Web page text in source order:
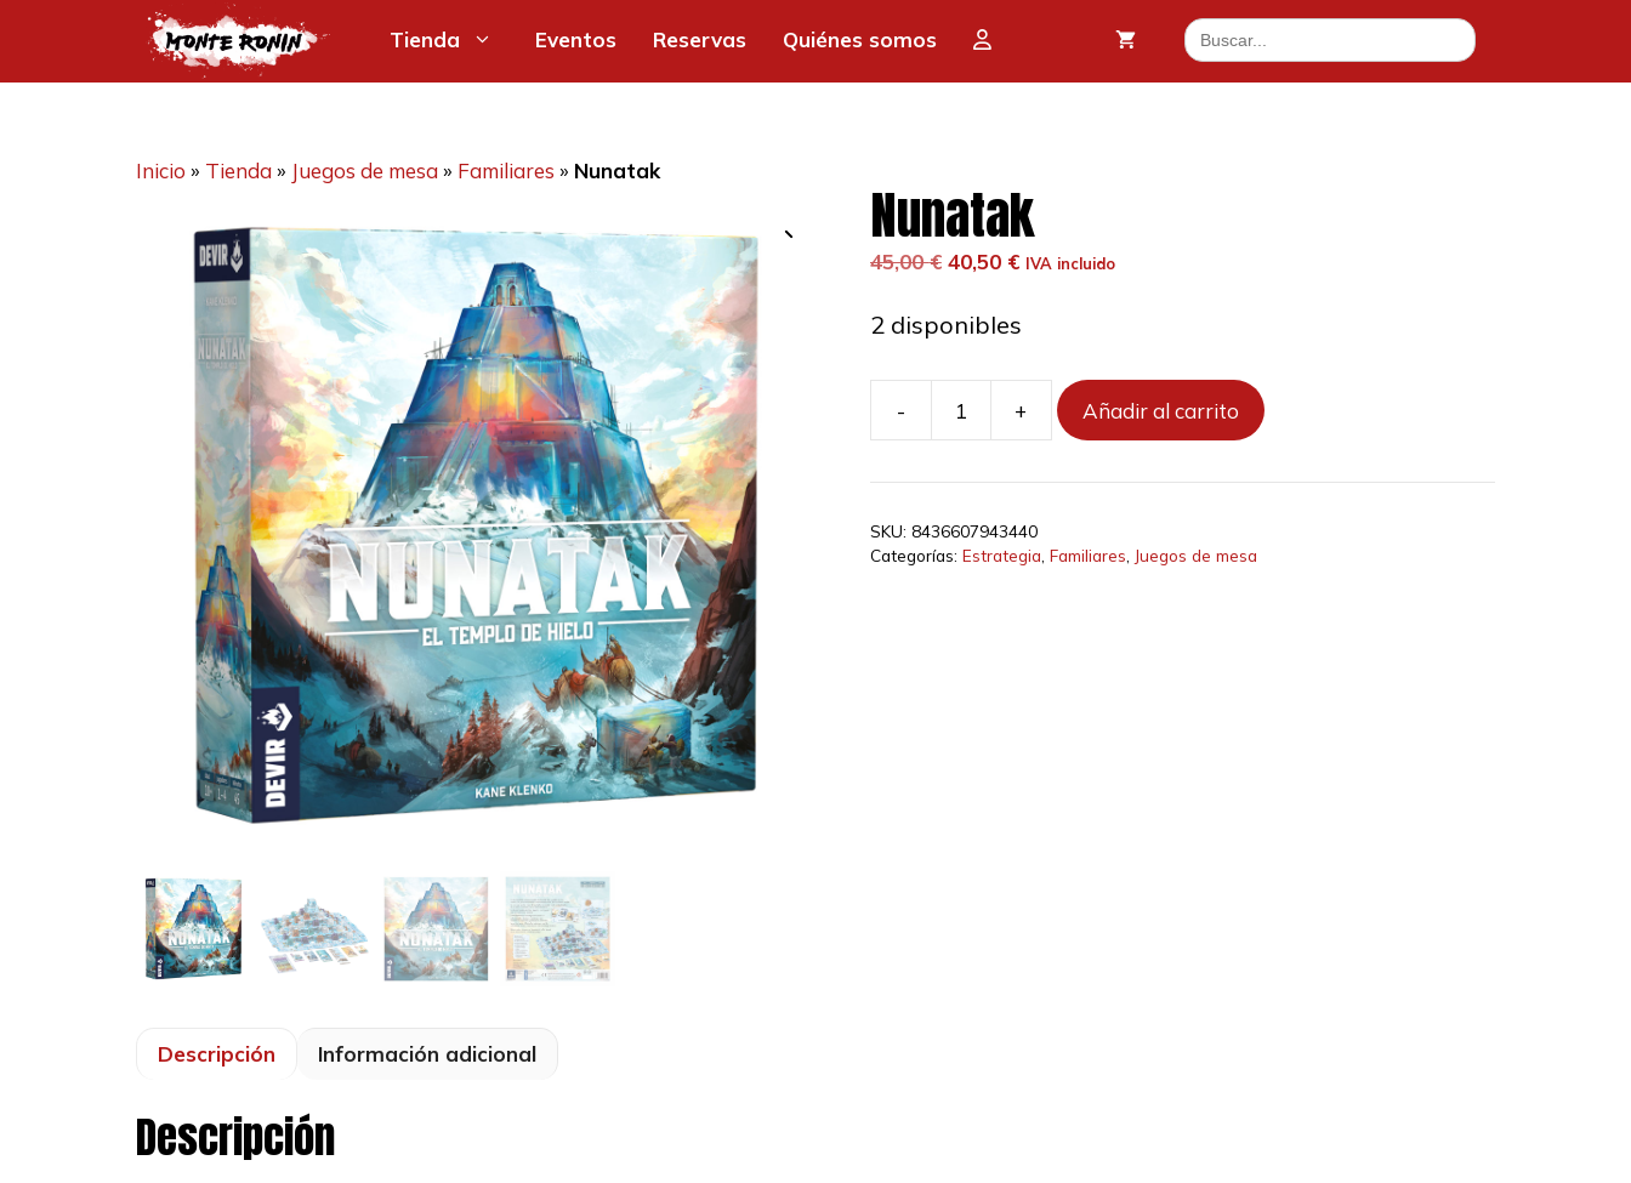
Tienda Eventos Reservas Quiénes somos Buscar:
Inicio » Tienda» Juegos de mesa» Familiares » Nunatak
Nunatak
45,00€ El
original
45,00 €.
40,50 €El
actual
40,50 €.
IVA incluido
2 disponibles
-
Nunatak
+ Añadir al carrito
SKU: 8436607943440
Categorías: Estrategia Familiares Juegos de mesa
Descripción Información adicional
Descripción
40,50 €.